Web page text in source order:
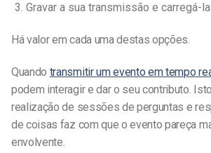
Gravar a sua transmissão e carregá-
Há valor em cada uma destas opções.
Quando transmitir um evento em tempo
podem interagir e dar o seu contributo.
realização de sessões de perguntas e
de coisas faz com que o evento pareça
envolvente.